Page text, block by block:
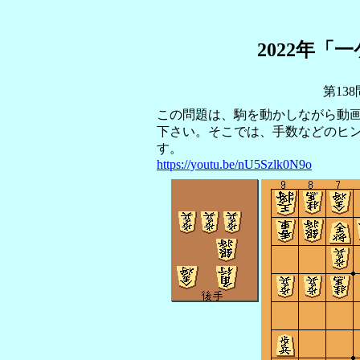
2022年「
第138
この問題は、駒を動かしながら動
下さい。そこでは、手数などのヒ
す。
https://youtu.be/nU5Szlk0N9o